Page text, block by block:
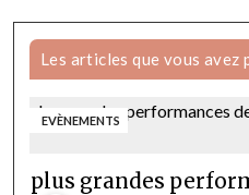
Les articles que vous avez
EVÈNEMENTS
10 plus grandes